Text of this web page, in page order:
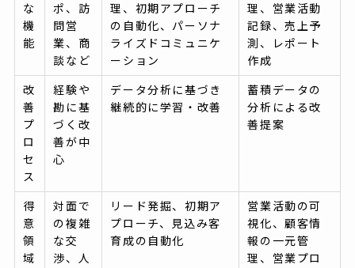
な
機
能
ポ、訪
問営
業、商
談など
理、初期アプローチ
の自動化、パーソナ
ライズドコミュニケ
ーション
理、営業活動
記録、売上予
測、レポート
作成
改
善
プ
ロ
セ
ス
経験や
勘に基
づく改
善が中
心
データ分析に基づき
継続的に学習・改善
蓄積データの
分析による改
善提案
得
意
領
域
対面で
の複雑
な交
渉、人
リード発掘、初期ア
プローチ、見込み客
育成の自動化
営業活動の可
視化、顧客情
報の一元管
理、営業プロ